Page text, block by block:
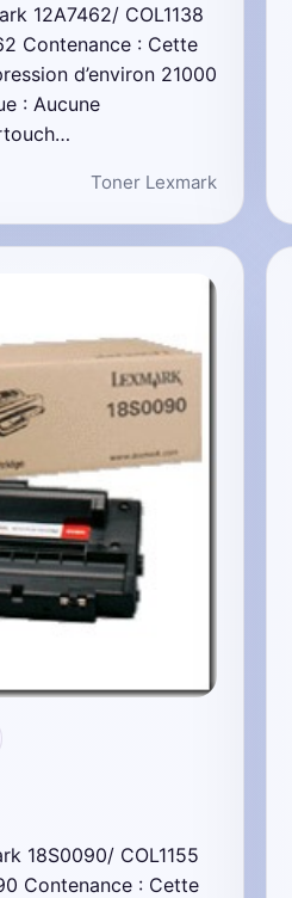
12A7462/ COL1138
Contenance : Cette
d’environ 21000
: Aucune
Toner Lexmark
18S0090/ COL1155
Contenance : Cette